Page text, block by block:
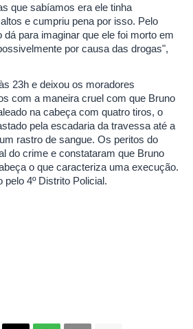
que sabíamos era ele tinha
e cumpriu pena por isso. Pelo
dá para imaginar que ele foi morto em
por causa das drogas",
23h e deixou os moradores
com a maneira cruel com que Bruno
na cabeça com quatro tiros, o
pela escadaria da travessa até a
rastro de sangue. Os peritos do
do crime e constataram que Bruno
o que caracteriza uma execução.
4º Distrito Policial.